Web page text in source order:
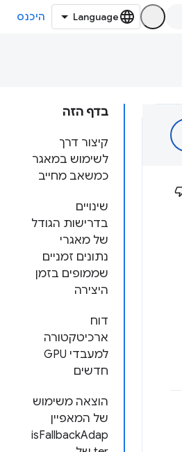
היכנס
בדף הזה
קיצור דרך
לשימוש במאגר
כמשאב מחייב
שינויים
בדרישות הגודל
של מאגרי
נתונים זמניים
שממופים בזמן
היצירה
דוח
ארכיטקטורה
למעבדי GPU
חדשים
הוצאה משימוש
של המאפיין
isFallbackAdap